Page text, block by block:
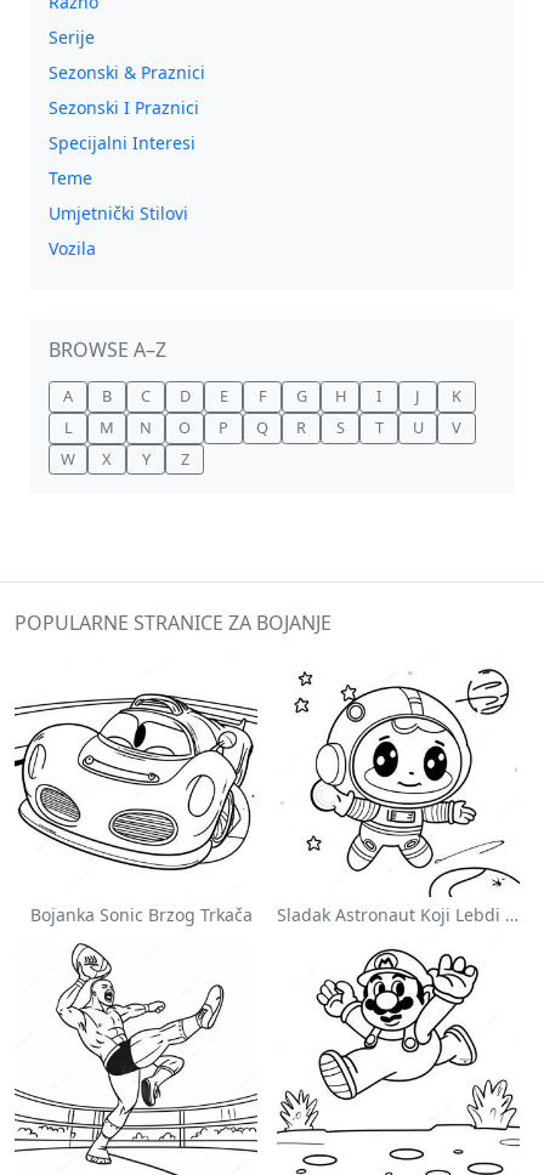
Serije
Sezonski & Praznici
Sezonski I Praznici
Specijalni Interesi
Teme
Umjetnički Stilovi
Vozila
BROWSE A–Z
A B C D E F G H I J
K
L
M N O P Q R S T U
V
W
X Y Z
POPULARNE STRANICE ZA BOJANJE
Bojanka Sonic Brzog Trkača Sladak Astronaut Koji Lebdi U Svemiru Na Stranici Za Bojanje